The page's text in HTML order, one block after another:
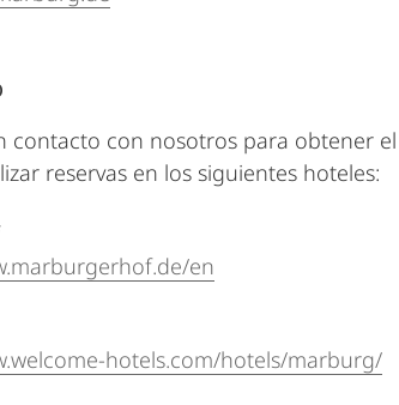
contacto con nosotros para obtener
reservas en los siguientes hoteles:
en
hotels.com/hotels/marburg/